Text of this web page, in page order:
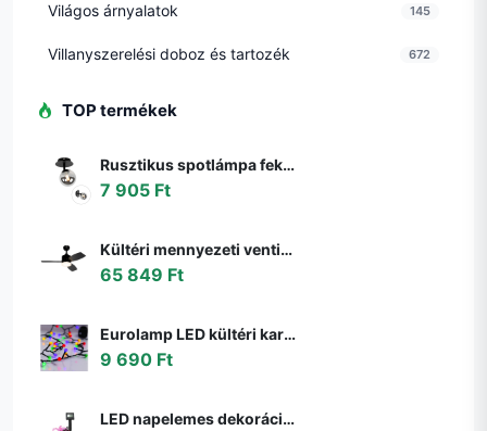
Világos árnyalatok 145
Villanyszerelési doboz és tartozék 672
TOP termékek
Rusztikus spotlámpa fekete állítható füstüveggel - Athén
7 905 Ft
Kültéri mennyezeti ventilátor fekete 91,3 cm LED-del, fényerőszabályzóval, távirányítóval IP44 - Toledo
65 849 Ft
Eurolamp LED kültéri karácsonyi fényfüzér LINE 500 LED 17,9 m IP44 többszínű 600
9 690 Ft
LED napelemes dekorációs lánc 10xLED/1,2V 300mAh 3,8m IP44 flamingó 311535